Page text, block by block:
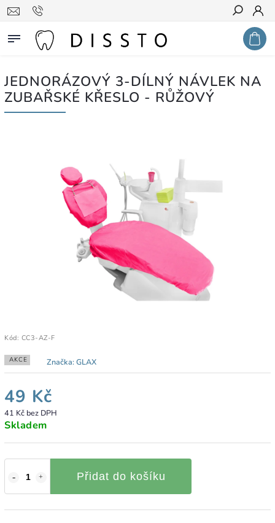
Hledat
JEDNORÁZOVÝ 3-DÍLNÝ NÁVLEK NA
ZUBAŘSKÉ KŘESLO - RŮŽOVÝ
Kód: CC3-AZ-F
AKCE Značka:GLAX
49 Kč
41 Kč bez DPH
Skladem
Přidat do košíku